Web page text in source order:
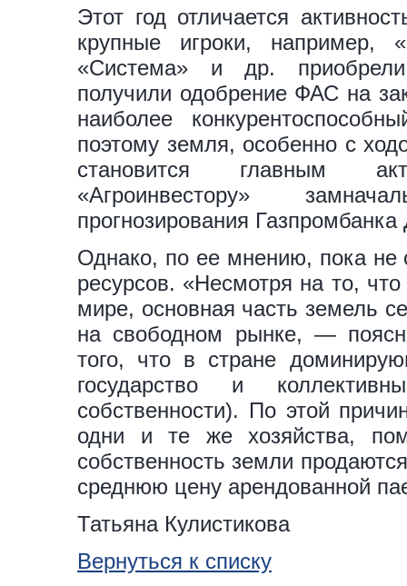
Этот год отличается
крупные игроки, например,
«Сиcтема» и др. приобрели
получили одобрение ФАС на
наиболее
поэтому земля, особенно с
становится главным
«Агроинвестору»
прогнозирования
Однако, по ее мнению, пока не
ресурсов. «Несмотря на то,
мире, основная часть земель
на свободном рынке, —
того, что в стране
государство и
собственности). По этой
одни и те же хозяйства,
собственность земли
среднюю цену арендованной
Татьяна Кулистикова
Вернуться к списку